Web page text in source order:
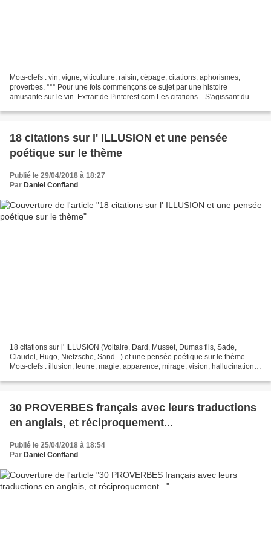
Mots-clefs : vin, vigne; viticulture, raisin, cépage, citations, aphorismes,
proverbes. °°° Pour une fois commençons ce sujet par une histoire
amusante sur le vin. Extrait de Pinterest.com Les citations... S'agissant du
18 citations sur l' ILLUSION et une pensée
poétique sur le thème
Publié le 29/04/2018 à 18:27
Par Daniel Confland
18 citations sur l' ILLUSION (Voltaire, Dard, Musset, Dumas fils, Sade,
Claudel, Hugo, Nietzsche, Sand...) et une pensée poétique sur le thème
Mots-clefs : illusion, leurre, magie, apparence, mirage, vision, hallucination,
30 PROVERBES français avec leurs traductions
en anglais, et réciproquement...
Publié le 25/04/2018 à 18:54
Par Daniel Confland